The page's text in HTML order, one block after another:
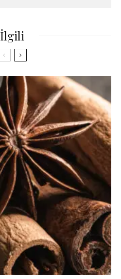
İlgili